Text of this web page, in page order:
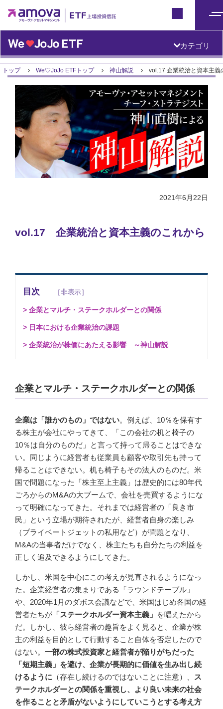
ETFトップ
ー
カテゴリ
トップ We♡JoJo ETFトップ 神山解説 vol.17 企業統治と資本主義
2021年6月22日
vol.17 企業統治と資本主義のこれから
目次
> 企業とマルチ・ステークホルダーとの関係
> 日本における企業統治の課題
> 企業統治が株価にあたえる影響 ～神山解説
企業とマルチ・ステークホルダーとの関係
企業は「誰かのもの」ではない。例えば、10％を保有す
る株主が会社にやってきて、「この会社の机と椅子の
10％は自分のものだ」と言って持って帰ることはできな
い。同じように経営者も従業員も顧客や取引先も持って
帰ることはできない。机も椅子もその法人のものだ。米
国で問題になった「株主至上主義」は歴史的には80年代
ごろからのM&Aの大ブームで、会社を売買するようにな
って明確になってきた。それまでは経営者の「良き市
民」という立場が期待されたが、経営者自身の楽しみ
（プライベートジェットの私用など）が問題となり、
M&Aの当事者だけでなく、株主たちも自分たちの利益を
正しく追及できるようにしてきた。
しかし、米国を中心にこの考えが見直されるようになっ
た。企業経営者の集まりである「ラウンドテーブル」
や、2020年1月のダボス会議などで、米国はじめ各国の経
営者たちが 「ステークホルダー資本主義」 を唱えたから
だ。しかし、彼ら経営者の趣旨をよく見ると、企業が株
主の利益を目的として行動すること自体を否定したので
はない。 一部の株式投資家と経営者が陥りがちだった
「短期主義」を避け、企業が長期的に価値を生み出し続
けるように （存在し続けるのではないことに注意）、
ス
テークホルダーとの関係を重視し、より良い未来の社会
を作ることと矛盾がないようにしていこうとする考え方